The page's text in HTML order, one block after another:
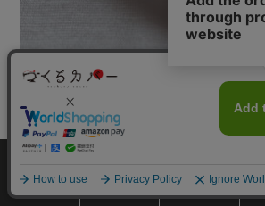
シルバーのようにも見える美しくおしゃれなグ
スタッフが使ってみま
商品をさがす
サイズ
お買物ガイド